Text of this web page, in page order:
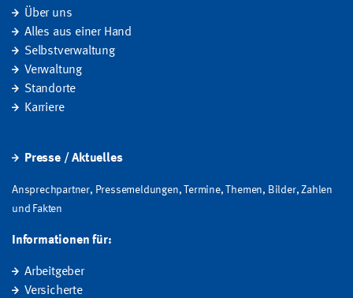
Über uns
Alles aus einer Hand
Selbstverwaltung
Verwaltung
Standorte
Karriere
Presse / Aktuelles
Ansprechpartner, Pressemeldungen, Termine, Themen, Bilder, Zahlen
und Fakten
Informationen für:
Arbeitgeber
Versicherte